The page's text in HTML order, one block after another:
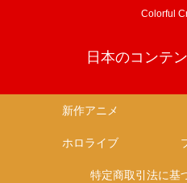
Colorful
日本のコンテ
新作アニメ
ホロライブ